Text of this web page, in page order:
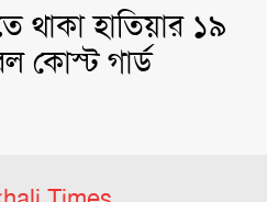
থাকা হাতিয়ার ১৯
কোস্ট গার্ড